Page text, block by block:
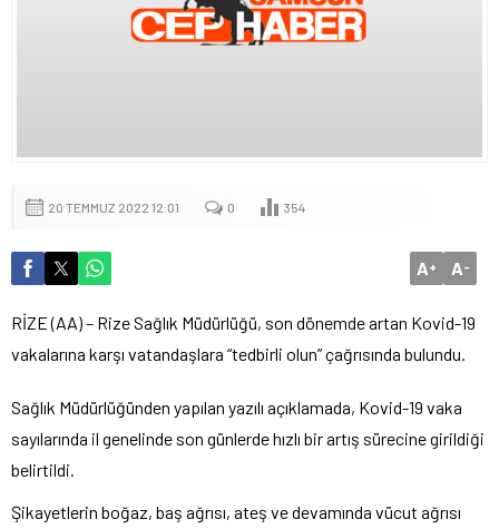
20 TEMMUZ 2022 12:01 0 354
A+ A-
RİZE (AA) – Rize Sağlık Müdürlüğü, son dönemde artan Kovid-19
vakalarına karşı vatandaşlara “tedbirli olun” çağrısında bulundu.
Sağlık Müdürlüğünden yapılan yazılı açıklamada, Kovid-19 vaka
sayılarında il genelinde son günlerde hızlı bir artış sürecine girildiği
belirtildi.
Şikayetlerin boğaz, baş ağrısı, ateş ve devamında vücut ağrısı